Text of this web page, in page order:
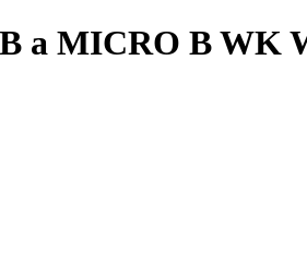
a MICRO B WK